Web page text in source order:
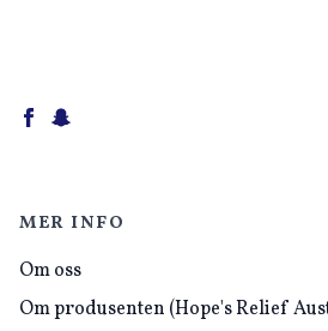
MER INFO
Om oss
Om produsenten (Hope's Relief